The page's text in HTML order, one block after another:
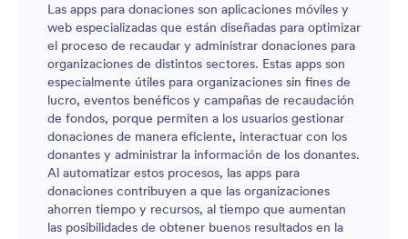
Las apps para donaciones son aplicaciones móviles y
web especializadas que están diseñadas para optimizar
el proceso de recaudar y administrar donaciones para
organizaciones de distintos sectores. Estas apps son
especialmente útiles para organizaciones sin fines de
lucro, eventos benéficos y campañas de recaudación
de fondos, porque permiten a los usuarios gestionar
donaciones de manera eficiente, interactuar con los
donantes y administrar la información de los donantes.
Al automatizar estos procesos, las apps para
donaciones contribuyen a que las organizaciones
ahorren tiempo y recursos, al tiempo que aumentan
las posibilidades de obtener buenos resultados en la